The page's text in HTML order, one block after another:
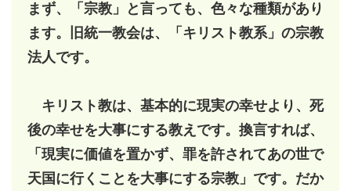
まず、「宗教」と言っても、色々な種類があり
ます。旧統一教会は、「キリスト教系」の宗教
法人です。
キリスト教は、基本的に現実の幸せより、死
後の幸せを大事にする教えです。換言すれば、
「現実に価値を置かず、罪を許されてあの世で
天国に行くことを大事にする宗教」です。だか